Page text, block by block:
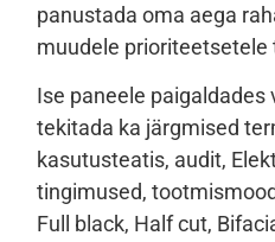
panustada oma aega
muudele prioriteetsetele
Ise paneele paigaldades
tekitada ka järgmised
kasutusteatis, audit,
tingimused,
Full black, Half cut,